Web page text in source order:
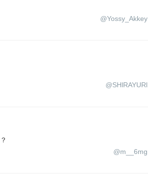
@Yossy_Akkey
@SHlRAYURl
@m__6mg